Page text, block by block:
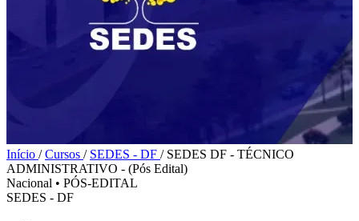
Início / Cursos / SEDES - DF / SEDES DF - TÉCNICO
ADMINISTRATIVO - (Pós Edital)
Nacional • PÓS-EDITAL
SEDES - DF